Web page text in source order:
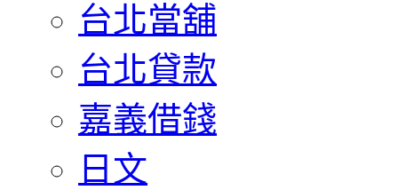
台北當舖
台北貸款
嘉義借錢
日文